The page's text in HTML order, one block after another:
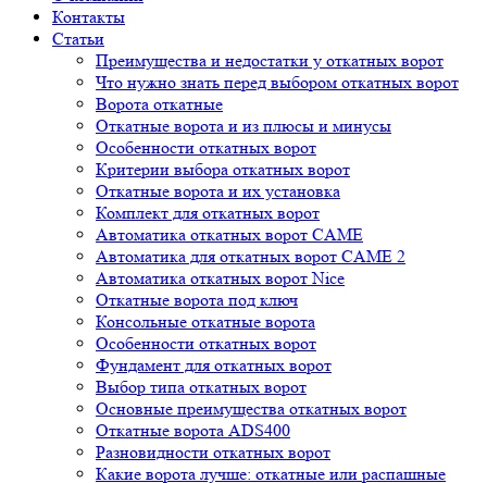
Контакты
Статьи
Преимущества и недостатки у откатных ворот
Что нужно знать перед выбором откатных ворот
Ворота откатные
Откатные ворота и из плюсы и минусы
Особенности откатных ворот
Критерии выбора откатных ворот
Откатные ворота и их установка
Комплект для откатных ворот
Автоматика откатных ворот CAME
Автоматика для откатных ворот CAME 2
Автоматика откатных ворот Nice
Откатные ворота под ключ
Консольные откатные ворота
Особенности откатных ворот
Фундамент для откатных ворот
Выбор типа откатных ворот
Основные преимущества откатных ворот
Откатные ворота ADS400
Разновидности откатных ворот
Какие ворота лучше: откатные или распашные